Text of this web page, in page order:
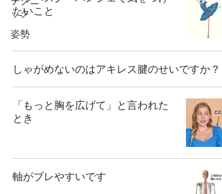
ック
姿勢
たいこと
しゃがめないのはアキレス腱のせいですか？
「もっと胸を広げて」と言われた
とき
軸がブレやすいです